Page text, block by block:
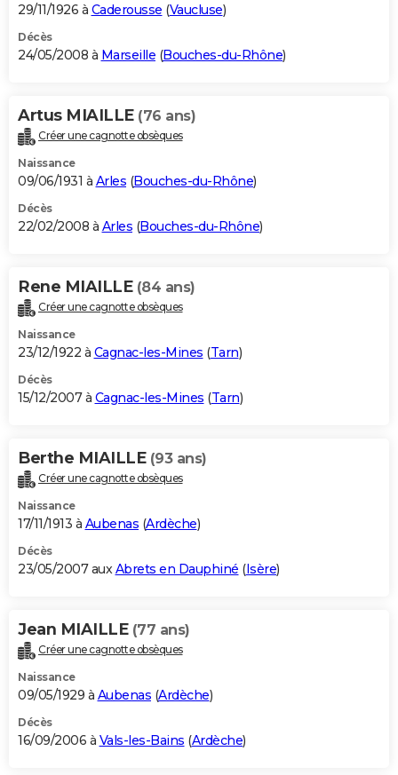
29/11/1926 à Caderousse (Vaucluse)
Décès
24/05/2008 à Marseille (Bouches-du-Rhône)
Artus MIAILLE (76 ans)
Créer une cagnotte obsèques
Naissance
09/06/1931 à Arles (Bouches-du-Rhône)
Décès
22/02/2008 à Arles (Bouches-du-Rhône)
Rene MIAILLE (84 ans)
Créer une cagnotte obsèques
Naissance
23/12/1922 à Cagnac-les-Mines (Tarn)
Décès
15/12/2007 à Cagnac-les-Mines (Tarn)
Berthe MIAILLE (93 ans)
Créer une cagnotte obsèques
Naissance
17/11/1913 à Aubenas (Ardèche)
Décès
23/05/2007 auxAbrets en Dauphiné (Isère)
Jean MIAILLE (77 ans)
Créer une cagnotte obsèques
Naissance
09/05/1929 à Aubenas (Ardèche)
Décès
16/09/2006 à Vals-les-Bains (Ardèche)